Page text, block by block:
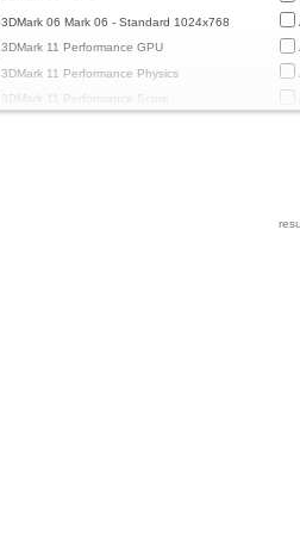
3DMark 06 Mark 06 - Standard 1024x768
3DMark 11 Performance GPU
3DMark 11 Performance Physics
3DMark 11 Performance Score